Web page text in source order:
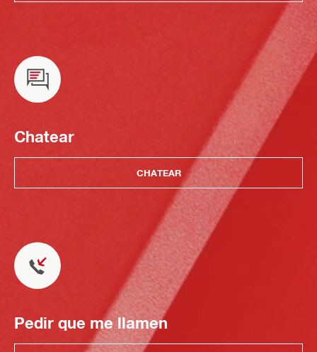
Chatear
CHATEAR
Pedir que me llamen